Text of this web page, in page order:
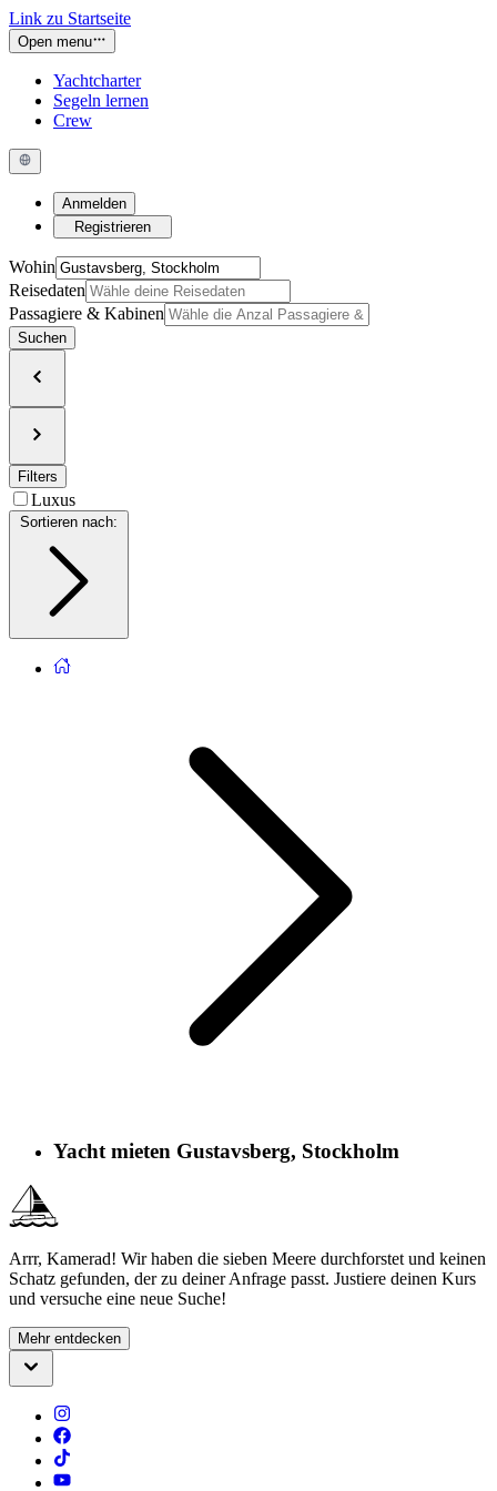
Link zu Startseite
Open menu
Yachtcharter
Segeln lernen
Crew
Anmelden
Registrieren
Wohin
Reisedaten
Passagiere & Kabinen
Suchen
Filters
Luxus
Sortieren nach
Yacht mieten Gustavsberg, Stockholm
Arrr, Kamerad! Wir haben die sieben Meere durchforstet und keinen
Schatz gefunden, der zu deiner Anfrage passt. Justiere deinen Kurs
und versuche eine neue Suche!
Mehr entdecken